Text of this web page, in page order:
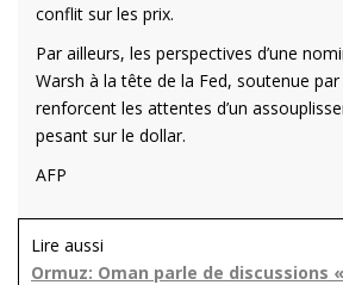
conflit sur les prix.
Par ailleurs, les perspectives d’une
Warsh à la tête de la Fed, soutenue
renforcent les attentes d’un
pesant sur le dollar.
AFP
Lire aussi
Ormuz: Oman parle de discussions